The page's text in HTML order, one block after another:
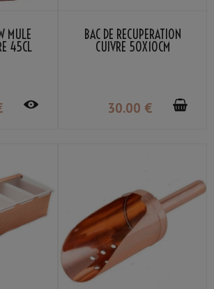
MULE
45CL
BAC DE RÉCUPÉRATION
CUIVRE 50X10CM
30.00 €